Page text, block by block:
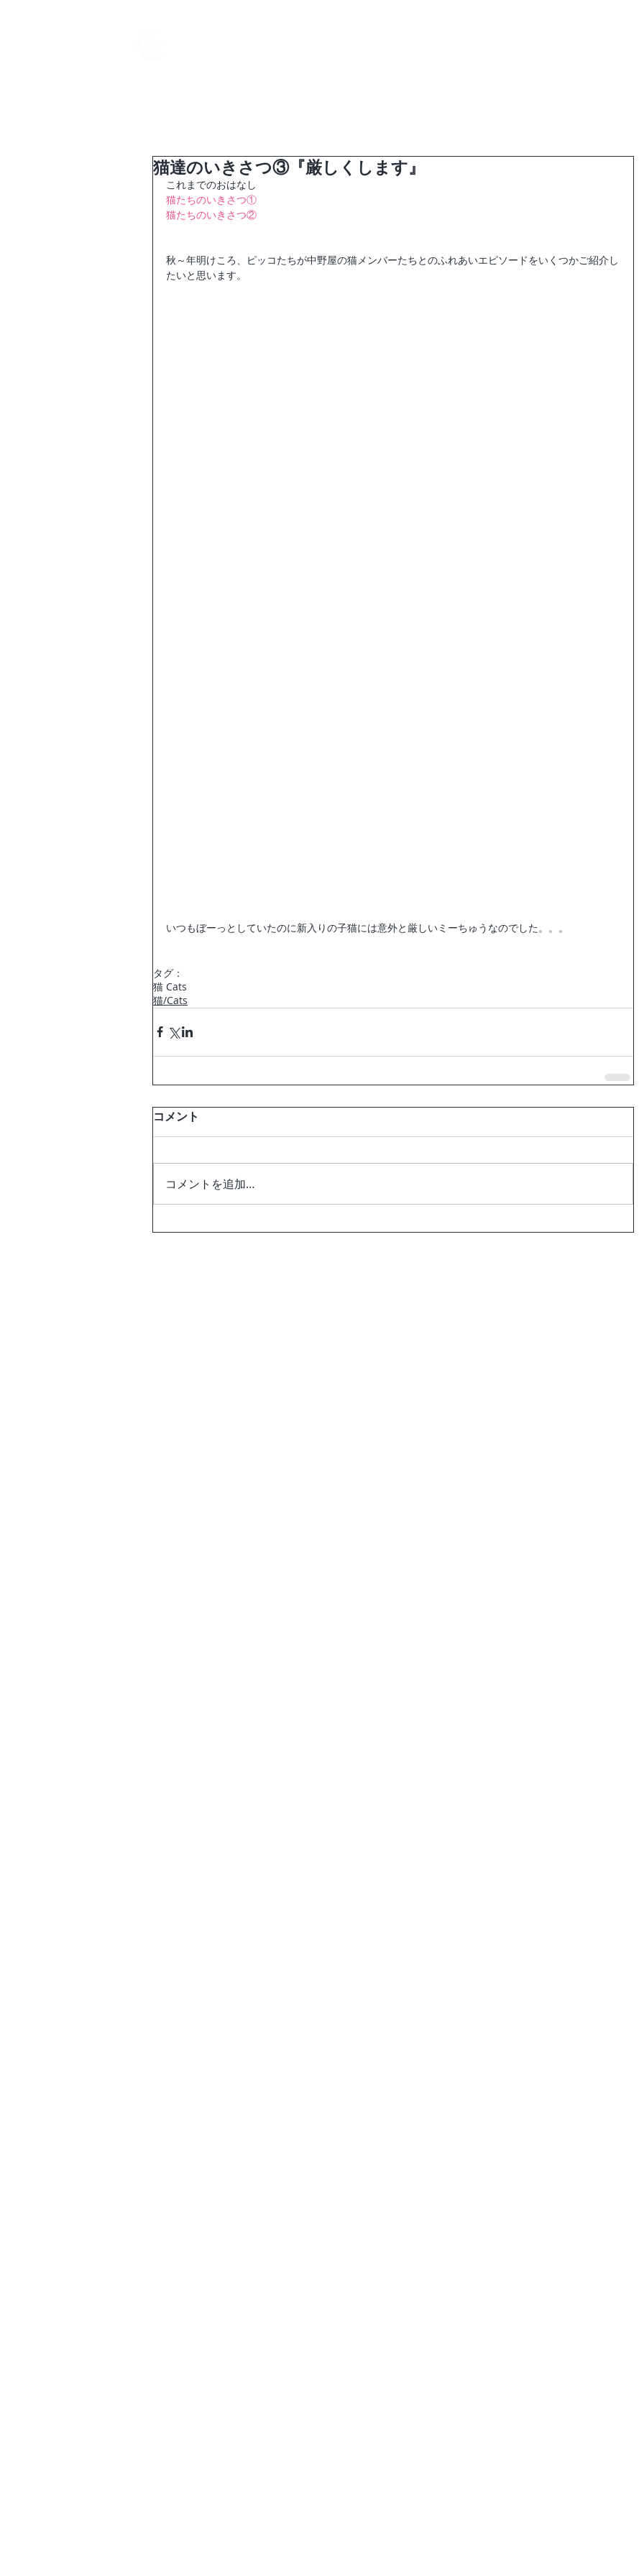
猫達のいきさつ③『厳しくします』
これまでのおはなし
猫たちのいきさつ①
猫たちのいきさつ②
秋～年明けころ、ピッコたちが中野屋の猫メンバーたちとのふれあいエピソードをいくつかご紹介し
たいと思います。
いつもぼーっとしていたのに新入りの子猫には意外と厳しいミーちゅうなのでした。。。
タグ：
猫 Cats
猫/Cats
コメント
コメントを追加…